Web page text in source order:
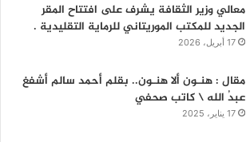
معالي وزير الثقافة يشرف على افتتاح المقر
الجديد للمكتب الموريتاني للرماية التقليدية .
17 أبريل، 2026
مقال : هنـون ألا هنـون.. بقلم أحمد سالم أشفغ
عبدُ الله \ كاتب صحفي
17 يناير، 2025